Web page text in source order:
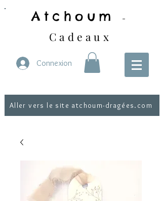
Atchoum -
Cadeaux
Connexion
Aller vers le site atchoum-dragées.com